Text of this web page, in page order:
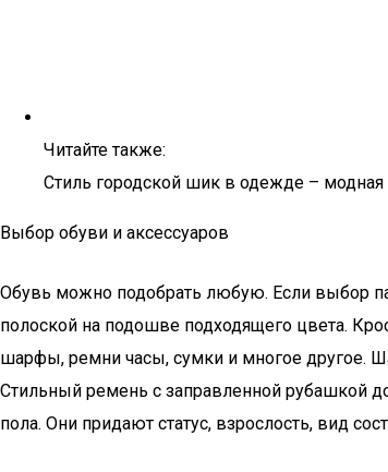
Читайте также:
Стиль городской шик в одежде –
Выбор обуви и аксессуаров
Обувь можно подобрать любую. Если выбор
полоской на подошве подходящего цвета.
шарфы, ремни часы, сумки и многое другое.
Стильный ремень с заправленной рубашкой
пола. Они придают статус, взрослость, вид